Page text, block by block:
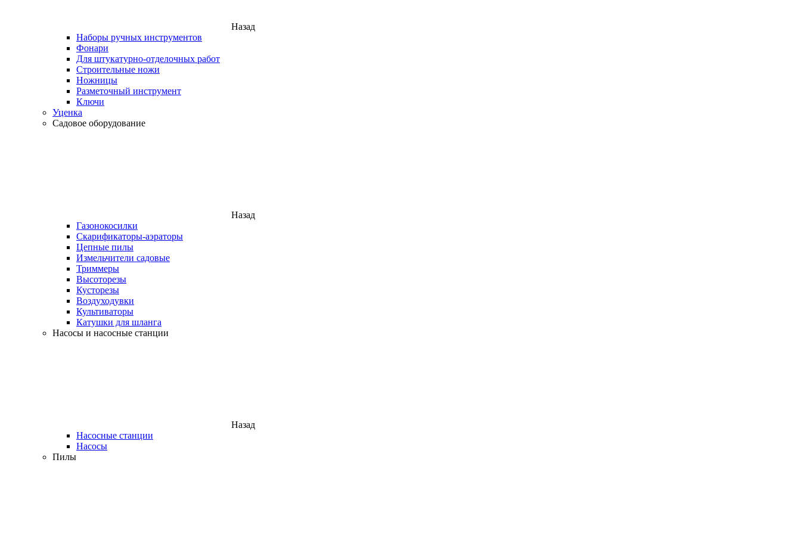
Назад
Наборы ручных инструментов
Фонари
Для штукатурно-отделочных работ
Строительные ножи
Ножницы
Разметочный инструмент
Ключи
Уценка
Садовое оборудование
Назад
Газонокосилки
Скарификаторы-аэраторы
Цепные пилы
Измельчители садовые
Триммеры
Высоторезы
Кусторезы
Воздуходувки
Культиваторы
Катушки для шланга
Насосы и насосные станции
Назад
Насосные станции
Насосы
Пилы